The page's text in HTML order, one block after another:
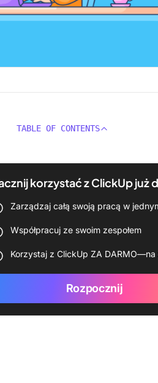
TABLE OF CONTENTS
korzystać z ClickUp już
Zarządzaj całą swoją pracą w
Współpracuj ze swoim zespołem
Korzystaj z ClickUp ZA DARMO—na
Rozpocznij